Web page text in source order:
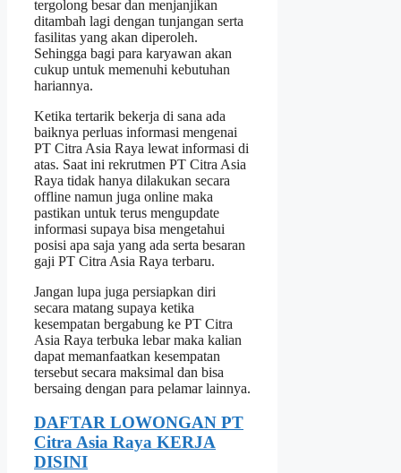
tergolong besar dan menjanjikan
ditambah lagi dengan tunjangan serta
fasilitas yang akan diperoleh.
Sehingga bagi para karyawan akan
cukup untuk memenuhi kebutuhan
hariannya.
Ketika tertarik bekerja di sana ada
baiknya perluas informasi mengenai
PT Citra Asia Raya lewat informasi di
atas. Saat ini rekrutmen PT Citra Asia
Raya tidak hanya dilakukan secara
offline namun juga online maka
pastikan untuk terus mengupdate
informasi supaya bisa mengetahui
posisi apa saja yang ada serta besaran
gaji PT Citra Asia Raya terbaru.
Jangan lupa juga persiapkan diri
secara matang supaya ketika
kesempatan bergabung ke PT Citra
Asia Raya terbuka lebar maka kalian
dapat memanfaatkan kesempatan
tersebut secara maksimal dan bisa
bersaing dengan para pelamar lainnya.
DAFTAR LOWONGAN PT
Citra Asia Raya KERJA
DISINI